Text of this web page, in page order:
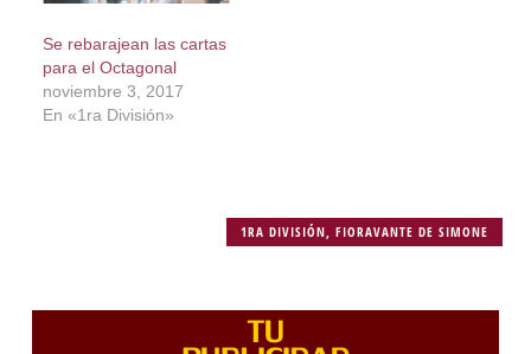
Se rebarajean las cartas
para el Octagonal
noviembre 3, 2017
En «1ra División»
1RA DIVISIÓN ,FIORAVANTE DE SIMONE